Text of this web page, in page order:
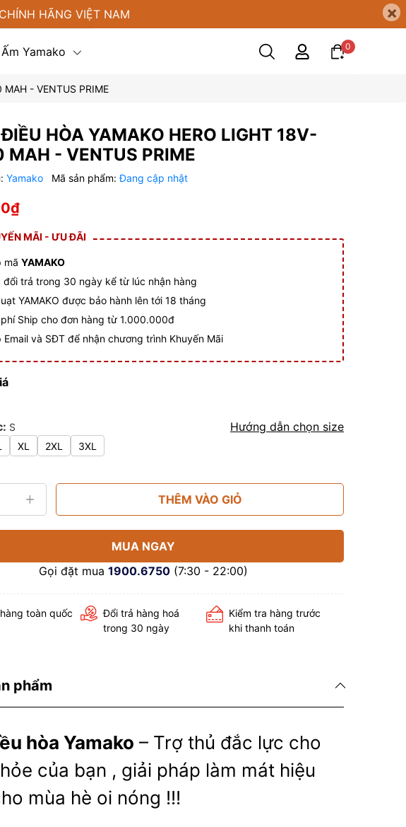
HÃNG VIỆT NAM ×
Yamako 0
- VENTUS PRIME
HÒA YAMAKO HERO LIGHT 18V-
- VENTUS PRIME
Yamako Mã sản phẩm:Đang cập nhật
MÃI - ƯU ĐÃI
mã YAMAKO
trả trong 30 ngày kể từ lúc nhận hàng
YAMAKO được bảo hành lên tới 18 tháng
phí Ship cho đơn hàng từ 1.000.000đ
Email và SĐT để nhận chương trình Khuyến Mãi
S Hướng dẫn chọn size
XL 2XL 3XL
THÊM VÀO GIỎ
MUA NGAY
Gọi đặt mua 1900.6750 (7:30 - 22:00)
toàn quốc
Đổi trả hàng hoá
trong 30 ngày
Kiểm tra hàng trước
khi thanh toán
phẩm
hòa Yamako – Trợ thủ đắc lực cho
của bạn , giải pháp làm mát hiệu
mùa hè oi nóng !!!